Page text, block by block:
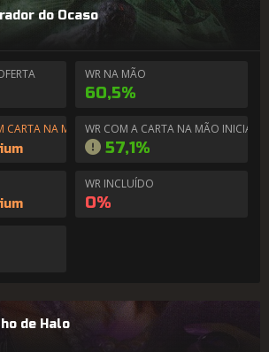
do Ocaso
WR NA MÃO
60,5%
CARTA NA MÃOWR COM A CARTA NA MÃO INICIAL
57,1%
WR INCLUÍDO
0%
de Halo